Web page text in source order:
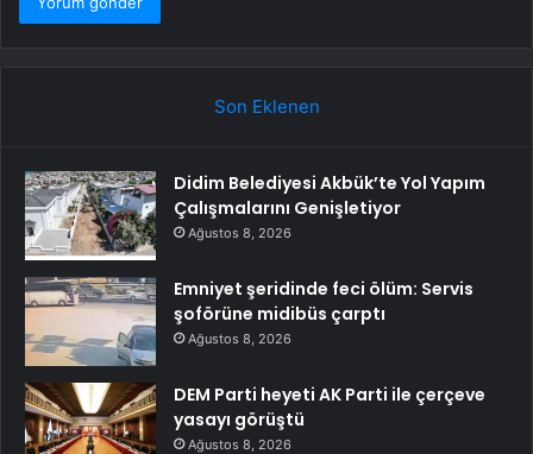
Son Eklenen
Didim Belediyesi Akbük’te Yol Yapım
Çalışmalarını Genişletiyor
Ağustos 8, 2026
Emniyet şeridinde feci ölüm: Servis
şoförüne midibüs çarptı
Ağustos 8, 2026
DEM Parti heyeti AK Parti ile çerçeve
yasayı görüştü
Ağustos 8, 2026